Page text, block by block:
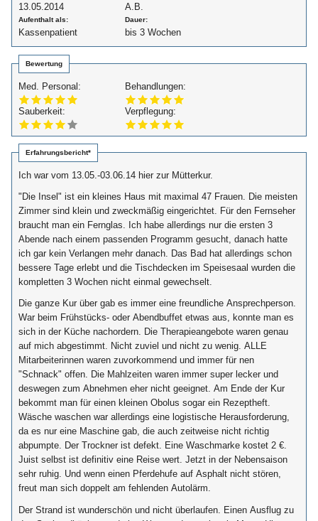
13.05.2014 A.B.
Aufenthalt als:
Kassenpatient
Dauer:
bis 3 Wochen
Bewertung
Med. Personal: Behandlungen:
Sauberkeit: Verpflegung:
Erfahrungsbericht*
Ich war vom 13.05.-03.06.14 hier zur Mütterkur.
"Die Insel" ist ein kleines Haus mit maximal 47 Frauen. Die meisten
Zimmer sind klein und zweckmäßig eingerichtet. Für den Fernseher
braucht man ein Fernglas. Ich habe allerdings nur die ersten 3
Abende nach einem passenden Programm gesucht, danach hatte
ich gar kein Verlangen mehr danach. Das Bad hat allerdings schon
bessere Tage erlebt und die Tischdecken im Speisesaal wurden die
kompletten 3 Wochen nicht einmal gewechselt.
Die ganze Kur über gab es immer eine freundliche Ansprechperson.
War beim Frühstücks- oder Abendbuffet etwas aus, konnte man es
sich in der Küche nachordern. Die Therapieangebote waren genau
auf mich abgestimmt. Nicht zuviel und nicht zu wenig. ALLE
Mitarbeiterinnen waren zuvorkommend und immer für nen
"Schnack" offen. Die Mahlzeiten waren immer super lecker und
deswegen zum Abnehmen eher nicht geeignet. Am Ende der Kur
bekommt man für einen kleinen Obolus sogar ein Rezeptheft.
Wäsche waschen war allerdings eine logistische Herausforderung,
da es nur eine Maschine gab, die auch zeitweise nicht richtig
abpumpte. Der Trockner ist defekt. Eine Waschmarke kostet 2 €.
Juist selbst ist definitiv eine Reise wert. Jetzt in der Nebensaison
sehr ruhig. Und wenn einen Pferdehufe auf Asphalt nicht stören,
freut man sich doppelt am fehlenden Autolärm.
Der Strand ist wunderschön und nicht überlaufen. Einen Ausflug zu